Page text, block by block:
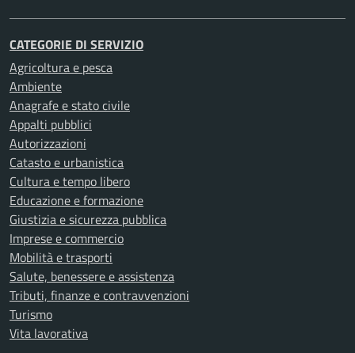
CATEGORIE DI SERVIZIO
Agricoltura e pesca
Ambiente
Anagrafe e stato civile
Appalti pubblici
Autorizzazioni
Catasto e urbanistica
Cultura e tempo libero
Educazione e formazione
Giustizia e sicurezza pubblica
Imprese e commercio
Mobilità e trasporti
Salute, benessere e assistenza
Tributi, finanze e contravvenzioni
Turismo
Vita lavorativa